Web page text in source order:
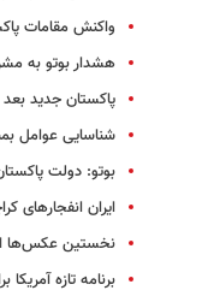
واکنش مقامات
هشدار بوتو به
پاکستان جدید بعد
شناسایی عوامل
بوتو: دولت
ایران انفجارهای
نخستین عکس‌ها از
برنامه تازه آمریکا